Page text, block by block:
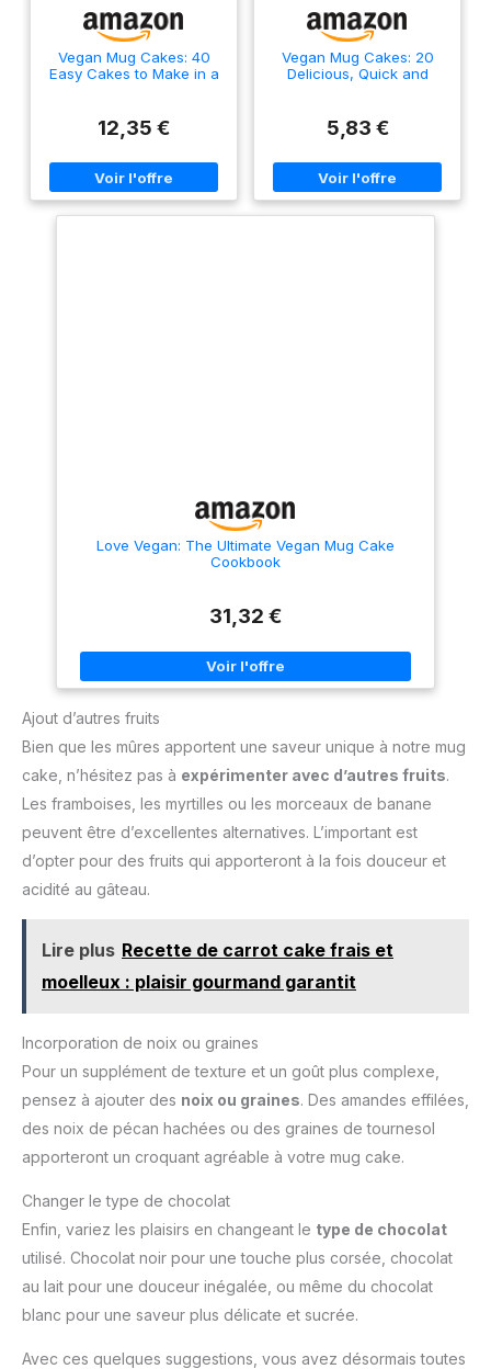
Vegan Mug Cakes: 40
Easy Cakes to Make in a
12,35 €
Vegan Mug Cakes: 20
Delicious, Quick and
5,83 €
Love Vegan: The Ultimate Vegan Mug Cake
Cookbook
31,32 €
Ajout d’autres fruits
Bien que les mûres apportent une saveur unique à notre mug
cake, n’hésitez pas à expérimenter avec d’autres fruits.
Les framboises, les myrtilles ou les morceaux de banane
peuvent être d’excellentes alternatives. L’important est
d’opter pour des fruits qui apporteront à la fois douceur et
acidité au gâteau.
Lire plus Recette de carrot cake frais et
moelleux : plaisir gourmand garantit
Incorporation de noix ou graines
Pour un supplément de texture et un goût plus complexe,
pensez à ajouter des noix ou graines. Des amandes effilées,
des noix de pécan hachées ou des graines de tournesol
apporteront un croquant agréable à votre mug cake.
Changer le type de chocolat
Enfin, variez les plaisirs en changeant le type de chocolat
utilisé. Chocolat noir pour une touche plus corsée, chocolat
au lait pour une douceur inégalée, ou même du chocolat
blanc pour une saveur plus délicate et sucrée.
Avec ces quelques suggestions, vous avez désormais toutes